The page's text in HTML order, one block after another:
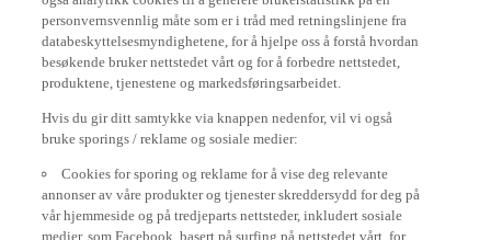
personvernsvennlig måte som er i tråd med retningslinjene fra
databeskyttelsesmyndighetene, for å hjelpe oss å forstå hvordan
besøkende bruker nettstedet vårt og for å forbedre nettstedet,
produktene, tjenestene og markedsføringsarbeidet.
bruke sporings / reklame og sosiale medier:
annonser av våre produkter og tjenester skreddersydd for deg på
vår hjemmeside og på tredjeparts nettsteder, inkludert sosiale
medier, som Facebook, basert på surfing på nettstedet vårt, for